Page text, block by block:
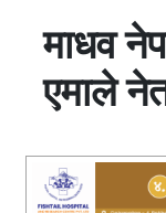
माधव
एमाले